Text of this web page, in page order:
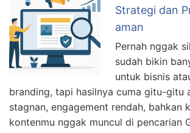
Strategi dan
aman
Pernah nggak
sudah bikin
untuk bisnis
branding, tapi hasilnya cuma gitu-gitu
stagnan, engagement rendah, bahkan
kontenmu nggak muncul di pencarian